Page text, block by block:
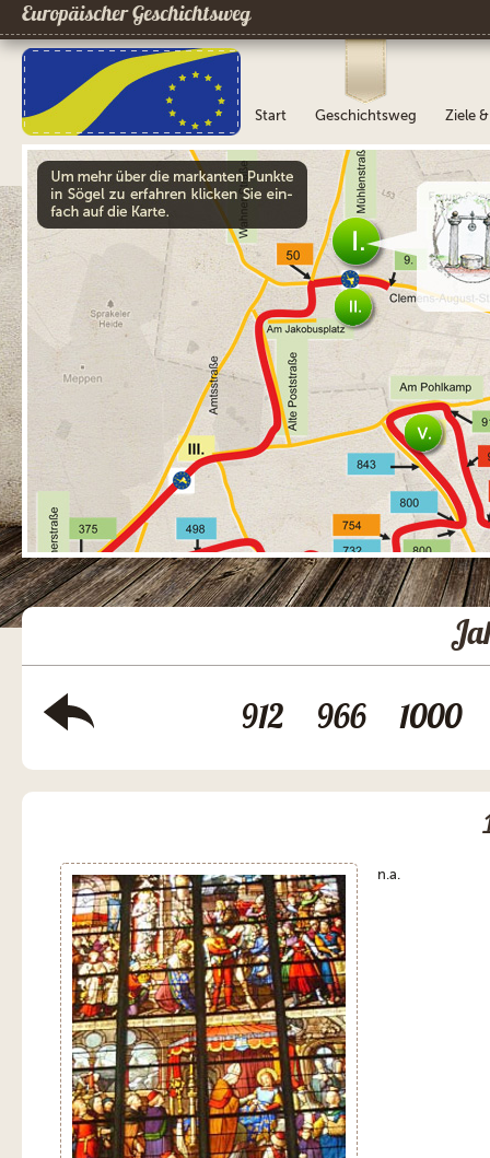
Europäischer Geschichtsweg
Start Geschichtsweg Ziele
912 966 1000
n.a.